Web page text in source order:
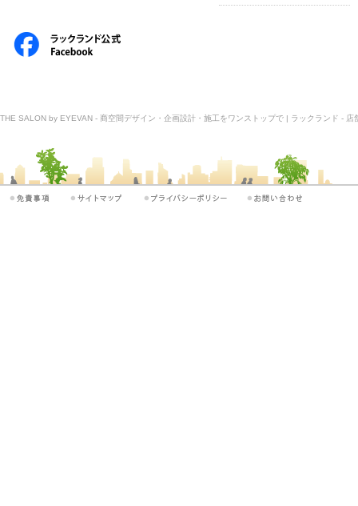
THE SALON by EYEVAN - 商空間デザイン・企画設計・施工をワンストップで | ラックランド - 店